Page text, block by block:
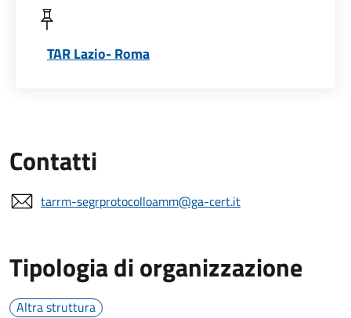
TAR Lazio- Roma
Contatti
tarrm-segrprotocolloamm@ga-cert.it
Tipologia di organizzazione
Altra struttura